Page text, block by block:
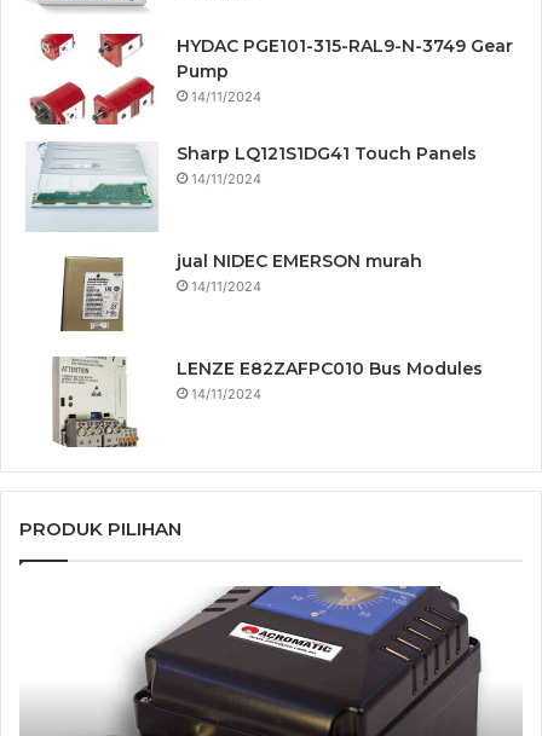
HYDAC PGE101-315-RAL9-N-3749 Gear
Pump
14/11/2024
Sharp LQ121S1DG41 Touch Panels
14/11/2024
jual NIDEC EMERSON murah
14/11/2024
LENZE E82ZAFPC010 Bus Modules
14/11/2024
PRODUK PILIHAN